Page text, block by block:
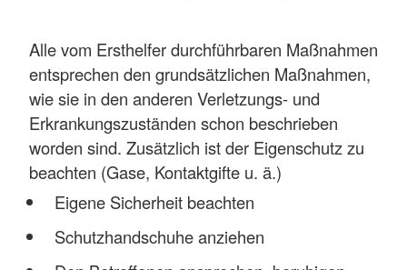
Alle vom Ersthelfer durchführbaren Maßnahmen
entsprechen den grundsätzlichen Maßnahmen,
wie sie in den anderen Verletzungs- und
Erkrankungszuständen schon beschrieben
worden sind. Zusätzlich ist der Eigenschutz zu
beachten (Gase, Kontaktgifte u. ä.)
Eigene Sicherheit beachten
Schutzhandschuhe anziehen